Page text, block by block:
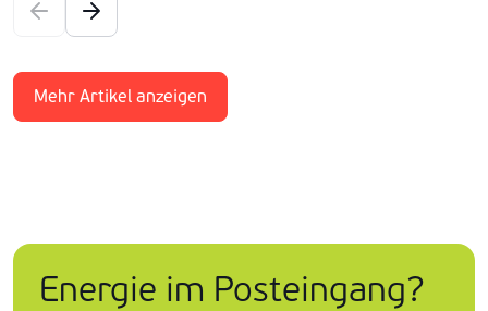
Mehr Artikel anzeigen
Energie im Posteingang?